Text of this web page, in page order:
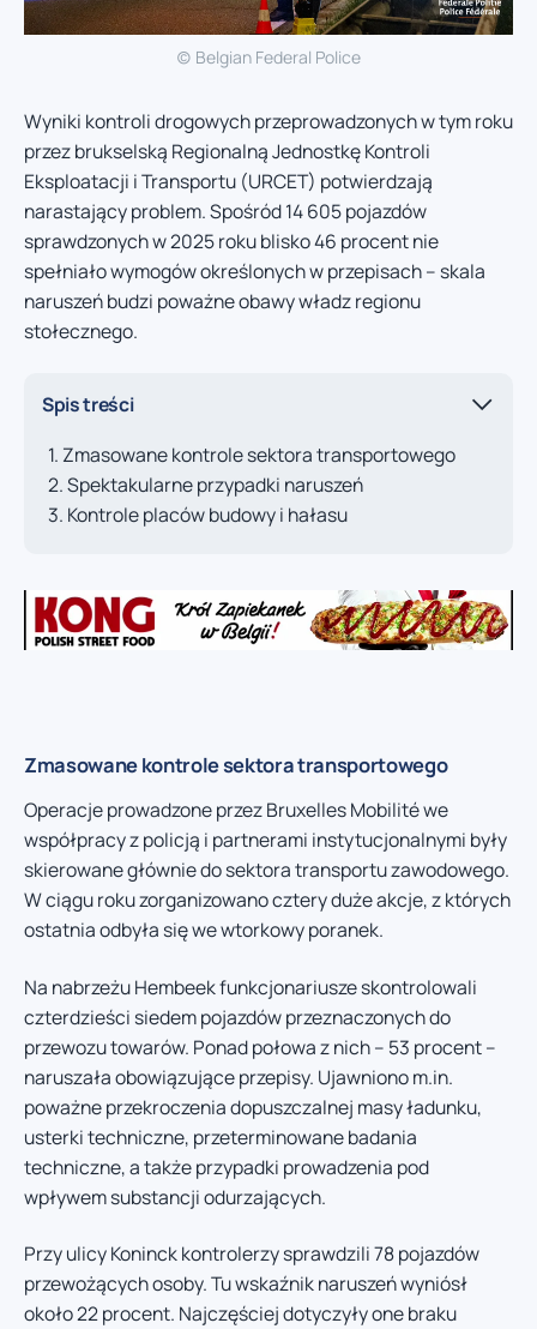
(c) Belgian Federal Police
Wyniki kontroli drogowych przeprowadzonych w tym roku
przez brukselską Regionalną Jednostkę Kontroli
Eksploatacji i Transportu (URCET) potwierdzają
narastający problem. Spośród 14 605 pojazdów
sprawdzonych w 2025 roku blisko 46 procent nie
spełniało wymogów określonych w przepisach – skala
naruszeń budzi poważne obawy władz regionu
stołecznego.
Spis treści
Zmasowane kontrole sektora transportowego
Spektakularne przypadki naruszeń
Kontrole placów budowy i hałasu
Zmasowane kontrole sektora transportowego
Operacje prowadzone przez Bruxelles Mobilité we
współpracy z policją i partnerami instytucjonalnymi były
skierowane głównie do sektora transportu zawodowego.
W ciągu roku zorganizowano cztery duże akcje, z których
ostatnia odbyła się we wtorkowy poranek.
Na nabrzeżu Hembeek funkcjonariusze skontrolowali
czterdzieści siedem pojazdów przeznaczonych do
przewozu towarów. Ponad połowa z nich – 53 procent –
naruszała obowiązujące przepisy. Ujawniono m.in.
poważne przekroczenia dopuszczalnej masy ładunku,
usterki techniczne, przeterminowane badania
techniczne, a także przypadki prowadzenia pod
wpływem substancji odurzających.
Przy ulicy Koninck kontrolerzy sprawdzili 78 pojazdów
przewożących osoby. Tu wskaźnik naruszeń wyniósł
około 22 procent. Najczęściej dotyczyły one braku